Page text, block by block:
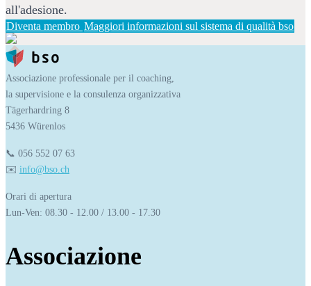
all'adesione.
Diventa membro Maggiori informazioni sul sistema di qualità bso
Associazione professionale per il coaching,
la supervisione e la consulenza organizzativa
Tägerhardring 8
5436 Würenlos
📞 056 552 07 63
✉️ info@bso.ch
Orari di apertura
Lun-Ven: 08.30 - 12.00 / 13.00 - 17.30
Associazione